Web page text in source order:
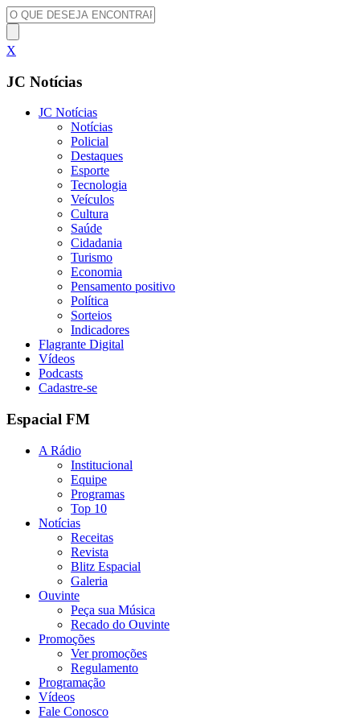
X
JC Notícias
JC Notícias
Notícias
Policial
Destaques
Esporte
Tecnologia
Veículos
Cultura
Saúde
Cidadania
Turismo
Economia
Pensamento positivo
Política
Sorteios
Indicadores
Flagrante Digital
Vídeos
Podcasts
Cadastre-se
Espacial FM
A Rádio
Institucional
Equipe
Programas
Top 10
Notícias
Receitas
Revista
Blitz Espacial
Galeria
Ouvinte
Peça sua Música
Recado do Ouvinte
Promoções
Ver promoções
Regulamento
Programação
Vídeos
Fale Conosco